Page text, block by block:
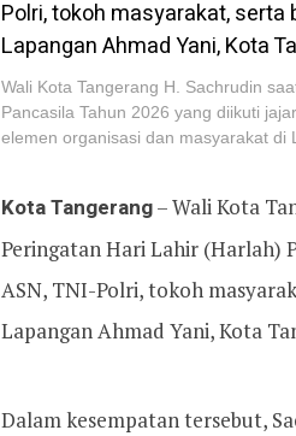
Wali Kota Tangerang H. Sachrudin
Pancasila Tahun 2026 yang diikuti
elemen organisasi dan masyarakat di
Kota Tangerang– Wali Kota
Peringatan Hari Lahir (Harlah)
ASN, TNI-Polri, tokoh
Lapangan Ahmad Yani, Kota
Dalam kesempatan tersebut,